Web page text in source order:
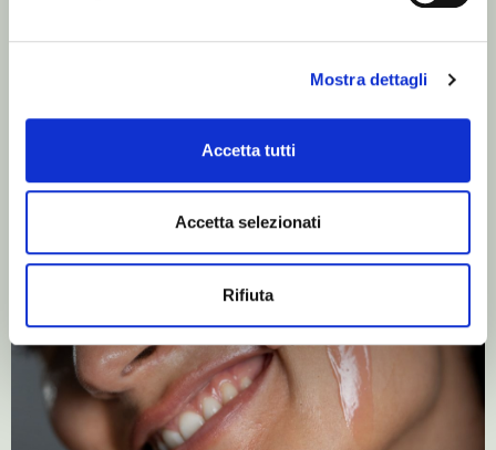
Mostra dettagli
Accetta tutti
Accetta selezionati
Rifiuta